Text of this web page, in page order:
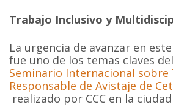
Trabajo Inclusivo y
La urgencia de avanzar en
fue uno de los temas claves del
Seminario Internacional sobre
Responsable de Avistaje de
realizado por CCC en la